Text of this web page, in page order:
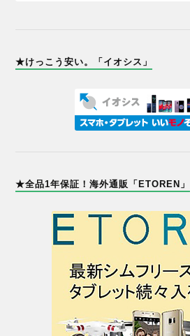
★けっこう安い。「イオシス」
★全品1年保証！海外通販「ETOREN」